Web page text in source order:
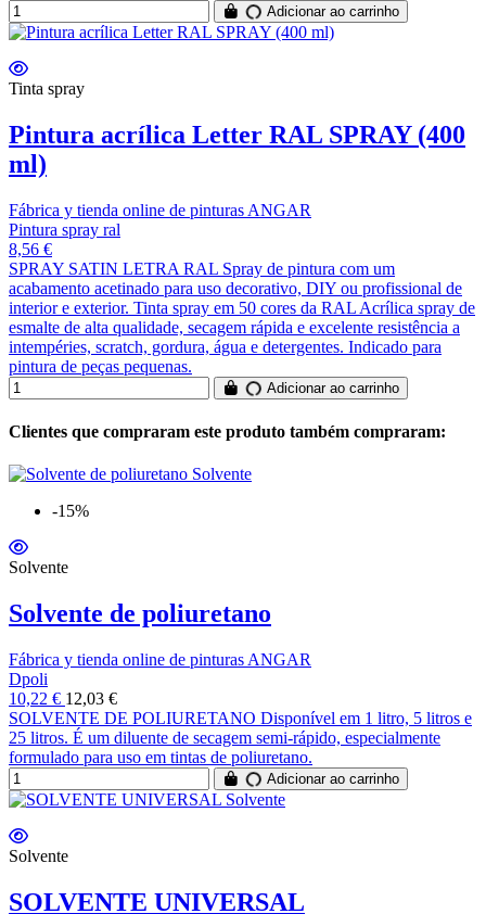
Adicionar ao carrinho
Tinta spray
Pintura acrílica Letter RAL SPRAY (400
ml)
Fábrica y tienda online de pinturas ANGAR
Pintura spray ral
8,56 €
SPRAY SATIN LETRA RAL Spray de pintura com um
acabamento acetinado para uso decorativo, DIY ou profissional de
interior e exterior. Tinta spray em 50 cores da RAL Acrílica spray de
esmalte de alta qualidade, secagem rápida e excelente resistência a
intempéries, scratch, gordura, água e detergentes. Indicado para
pintura de peças pequenas.
Adicionar ao carrinho
Clientes que compraram este produto também compraram:
-15%
Solvente
Solvente de poliuretano
Fábrica y tienda online de pinturas ANGAR
Dpoli
10,22 € 12,03 €
SOLVENTE DE POLIURETANO Disponível em 1 litro, 5 litros e
25 litros. É um diluente de secagem semi-rápido, especialmente
formulado para uso em tintas de poliuretano.
Adicionar ao carrinho
Solvente
SOLVENTE UNIVERSAL